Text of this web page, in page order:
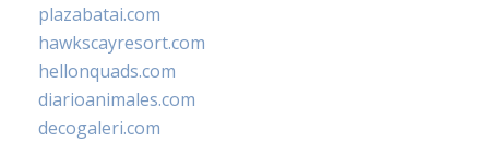
plazabatai.com
hawkscayresort.com
hellonquads.com
diarioanimales.com
decogaleri.com